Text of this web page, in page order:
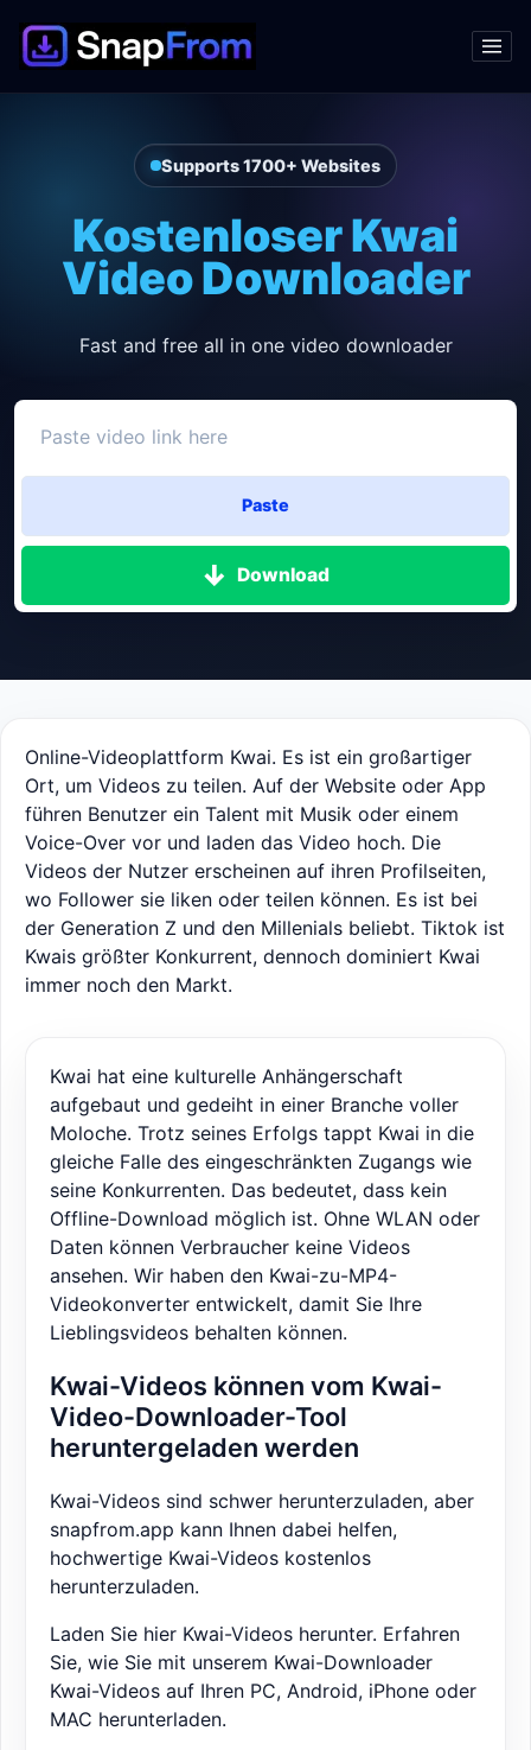
Supports 1700+ Websites
Kostenloser Kwai
Video Downloader
Fast and free all in one video downloader
Paste
Download
Online-Videoplattform Kwai. Es ist ein großartiger
Ort, um Videos zu teilen. Auf der Website oder App
führen Benutzer ein Talent mit Musik oder einem
Voice-Over vor und laden das Video hoch. Die
Videos der Nutzer erscheinen auf ihren Profilseiten,
wo Follower sie liken oder teilen können. Es ist bei
der Generation Z und den Millenials beliebt. Tiktok ist
Kwais größter Konkurrent, dennoch dominiert Kwai
immer noch den Markt.
Kwai hat eine kulturelle Anhängerschaft
aufgebaut und gedeiht in einer Branche voller
Moloche. Trotz seines Erfolgs tappt Kwai in die
gleiche Falle des eingeschränkten Zugangs wie
seine Konkurrenten. Das bedeutet, dass kein
Offline-Download möglich ist. Ohne WLAN oder
Daten können Verbraucher keine Videos
ansehen. Wir haben den Kwai-zu-MP4-
Videokonverter entwickelt, damit Sie Ihre
Lieblingsvideos behalten können.
Kwai-Videos können vom Kwai-
Video-Downloader-Tool
heruntergeladen werden
Kwai-Videos sind schwer herunterzuladen, aber
snapfrom.app kann Ihnen dabei helfen,
hochwertige Kwai-Videos kostenlos
herunterzuladen.
Laden Sie hier Kwai-Videos herunter. Erfahren
Sie, wie Sie mit unserem Kwai-Downloader
Kwai-Videos auf Ihren PC, Android, iPhone oder
MAC herunterladen.